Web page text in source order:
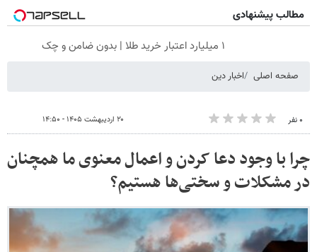
مطالب پیشنهادی
۱ میلیارد اعتبار خرید طلا | بدون ضامن و چک
صفحه اصلی اخبار دین
۰ نفر ۲۰ اردیبهشت ۱۴۰۵ - ۱۴:۵۰
چرا با وجود دعا کردن و اعمال معنوی ما همچنان
در مشکلات و سختی‌ها هستیم؟